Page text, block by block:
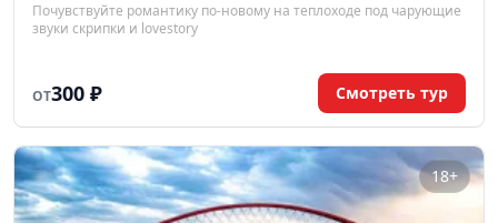
Почувствуйте романтику по-новому на теплоходе под чарующие
звуки скрипки и lovestory
ОТ300 ₽ Смотреть тур
18+